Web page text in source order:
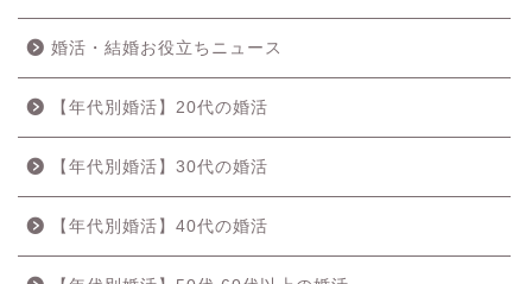
婚活・結婚お役立ちニュース
【年代別婚活】20代の婚活
【年代別婚活】30代の婚活
【年代別婚活】40代の婚活